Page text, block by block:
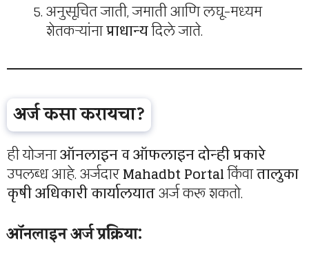
अनुसूचित जाती, जमाती आणि लघू-मध्यम
शेतकऱ्यांनाप्राधान्यदिले जाते.
अर्ज कसा करायचा?
ही योजनाऑनलाइन व ऑफलाइन दोन्ही प्रकारे
उपलब्ध आहे. अर्जदारMahadbt Portalकिंवातालुका
कृषी अधिकारी कार्यालयातअर्ज करू शकतो.
ऑनलाइन अर्ज प्रक्रिया: